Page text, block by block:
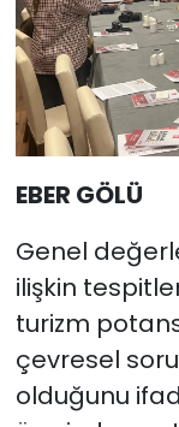
EBER GÖLÜ
Genel
ilişkin
turizm
çevresel
olduğunu